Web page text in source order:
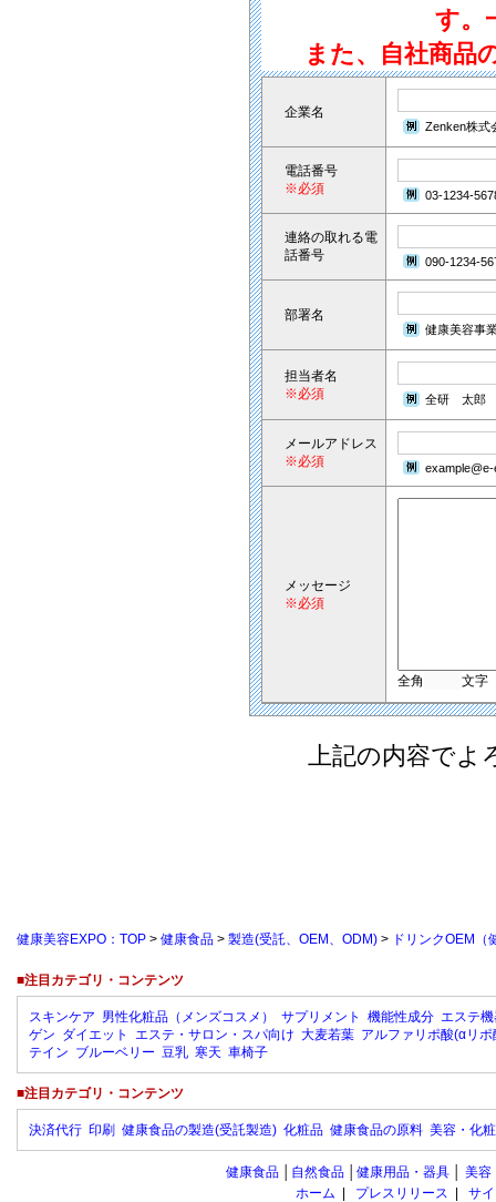
す。
また、自社商品
企業名
Zenken株式
電話番号
※必須
03-1234-
連絡の取れる電
話番号
090-1234-
部署名
健康美容事
担当者名
※必須
全研 太郎
メールアドレス
※必須
メッセージ
※必須
全角 文字
上記の内容でよ
健康美容EXPO：TOP > 健康食品 > 製造(受託、OEM、ODM) > ドリンクOEM（
■注目カテゴリ・コンテンツ
スキンケア 男性化粧品（メンズコスメ） サプリメント 機能性成分 エステ
ゲン ダイエット エステ・サロン・スパ向け 大麦若葉 アルファリポ酸(αリポ
テイン ブルーベリー 豆乳 寒天 車椅子
■注目カテゴリ・コンテンツ
決済代行 印刷 健康食品の製造(受託製造) 化粧品 健康食品の原料 美容・化
健康食品 自然食品 健康用品・器具 美容
ホーム
プレスリリース
サ